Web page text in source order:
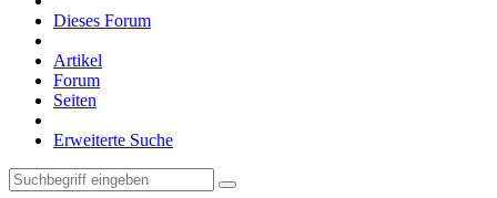
Dieses Forum
Artikel
Forum
Seiten
Erweiterte Suche